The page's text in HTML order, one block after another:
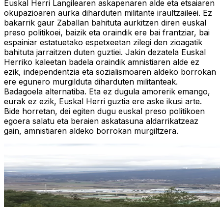
Euskal Herri Langilearen askapenaren alde eta etsaiaren
okupazioaren aurka diharduten militante iraultzaileei. Ez
bakarrik gaur Zaballan bahituta aurkitzen diren euskal
preso politikoei, baizik eta oraindik ere bai frantziar, bai
espainiar estatuetako espetxeetan zilegi den zioagatik
bahituta jarraitzen duten guztiei. Jakin dezatela Euskal
Herriko kaleetan badela oraindik amnistiaren alde ez
ezik, independentzia eta sozialismoaren aldeko borrokan
ere egunero murgilduta diharduten militanteak.
Badagoela alternatiba. Eta ez dugula amorerik emango,
eurak ez ezik, Euskal Herri guztia ere aske ikusi arte.
Bide horretan, dei egiten dugu euskal preso politikoen
egoera salatu eta beraien askatasuna aldarrikatzeaz
gain, amnistiaren aldeko borrokan murgiltzera.